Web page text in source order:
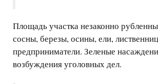
Площадь участка незаконно
сосны, березы, осины, ели,
предприниматели. Зеленые
возбуждения уголовных дел.